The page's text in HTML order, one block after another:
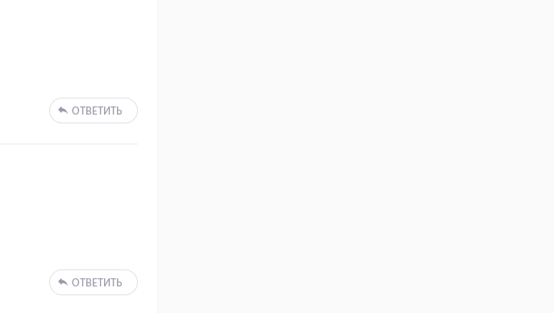
ОТВЕТИТЬ
ОТВЕТИТЬ